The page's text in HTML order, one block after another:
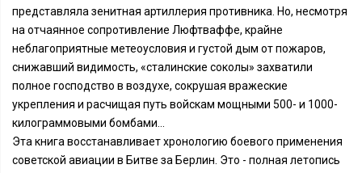
представляла зенитная артиллерия противника. Но, несмотря
на отчаянное сопротивление Люфтваффе, крайне
неблагоприятные метеоусловия и густой дым от пожаров,
снижавший видимость, «сталинские соколы» захватили
полное господство в воздухе, сокрушая вражеские
укрепления и расчищая путь войскам мощными 500- и 1000-
килограммовыми бомбами...
Эта книга восстанавливает хронологию боевого применения
советской авиации в Битве за Берлин. Это - полная летопись